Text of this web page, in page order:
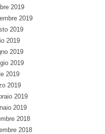
2019
2019
2019
2019
2019
2019
2019
2019
2019
2019
2018
2018